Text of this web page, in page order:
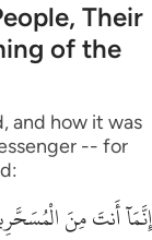
Their
of the
and how it was
-- for
إِنَّمَآ أَنتَ مِنَ